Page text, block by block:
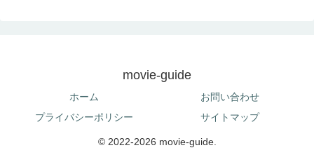
movie-guide
ホーム
お問い合わせ
プライバシーポリシー
サイトマップ
© 2022-2026 movie-guide.